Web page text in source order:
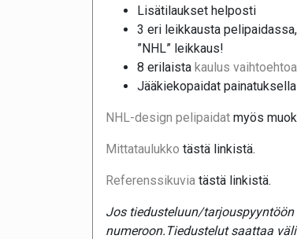
Lisätilaukset helposti
3 eri leikkausta
”NHL” leikkaus!
8 erilaista kaulus vaihtoehtoa
Jääkiekopaidat painatuksella
NHL-design pelipaidat myös
Mittataulukko tästä linkistä.
Referenssikuvia tästä linkistä.
Jos tiedusteluun/
numeroon.Tiedustelut saattaa